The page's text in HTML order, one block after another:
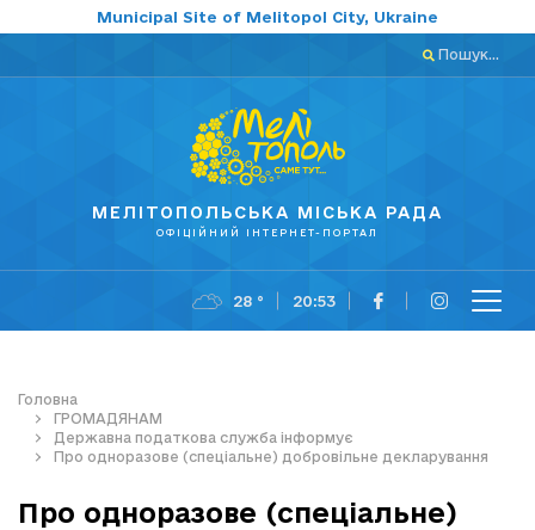
Municipal Site of Melitopol City, Ukraine
Пошук...
МЕЛІТОПОЛЬСЬКА МІСЬКА РАДА
ОФІЦІЙНИЙ ІНТЕРНЕТ-ПОРТАЛ
28 ° 20:53
Головна
ГРОМАДЯНАМ
Державна податкова служба інформує
Про одноразове (спеціальне) добровільне декларування
Про одноразове (спеціальне)